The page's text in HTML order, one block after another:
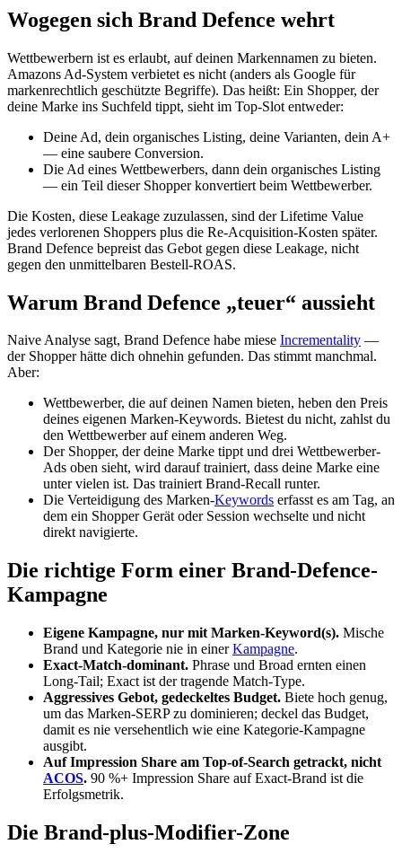
Wogegen sich Brand Defence wehrt
Wettbewerbern ist es erlaubt, auf deinen Markennamen zu bieten.
Amazons Ad-System verbietet es nicht (anders als Google für
markenrechtlich geschützte Begriffe). Das heißt: Ein Shopper, der
deine Marke ins Suchfeld tippt, sieht im Top-Slot entweder:
Deine Ad, dein organisches Listing, deine Varianten, dein A+
— eine saubere Conversion.
Die Ad eines Wettbewerbers, dann dein organisches Listing
— ein Teil dieser Shopper konvertiert beim Wettbewerber.
Die Kosten, diese Leakage zuzulassen, sind der Lifetime Value
jedes verlorenen Shoppers plus die Re-Acquisition-Kosten später.
Brand Defence bepreist das Gebot gegen diese Leakage, nicht
gegen den unmittelbaren Bestell-ROAS.
Warum Brand Defence „teuer“ aussieht
Naive Analyse sagt, Brand Defence habe miese Incrementality —
der Shopper hätte dich ohnehin gefunden. Das stimmt manchmal.
Aber:
Wettbewerber, die auf deinen Namen bieten, heben den Preis
deines eigenen Marken-Keywords. Bietest du nicht, zahlst du
den Wettbewerber auf einem anderen Weg.
Der Shopper, der deine Marke tippt und drei Wettbewerber-
Ads oben sieht, wird darauf trainiert, dass deine Marke eine
unter vielen ist. Das trainiert Brand-Recall runter.
Die Verteidigung des Marken-Keywords erfasst es am Tag, an
dem ein Shopper Gerät oder Session wechselte und nicht
direkt navigierte.
Die richtige Form einer Brand-Defence-
Kampagne
Eigene Kampagne, nur mit Marken-Keyword(s). Mische
Brand und Kategorie nie in einerKampagne.
Exact-Match-dominant. Phrase und Broad ernten einen
Long-Tail; Exact ist der tragende Match-Type.
Aggressives Gebot, gedeckeltes Budget. Biete hoch genug,
um das Marken-SERP zu dominieren; deckel das Budget,
damit es nie versehentlich wie eine Kategorie-Kampagne
ausgibt.
Auf Impression Share am Top-of-Search getrackt, nicht
ACOS. 90 %+ Impression Share auf Exact-Brand ist die
Erfolgsmetrik.
Die Brand-plus-Modifier-Zone